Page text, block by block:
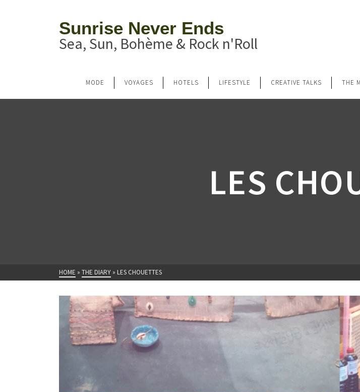
Sunrise Never Ends
Sea, Sun, Bohème & Rock n'Roll
MODE VOYAGES HOTELS LIFESTYLE CREATIVE TALKS THE
LES
HOME » THE DIARY » LES CHOUETTES